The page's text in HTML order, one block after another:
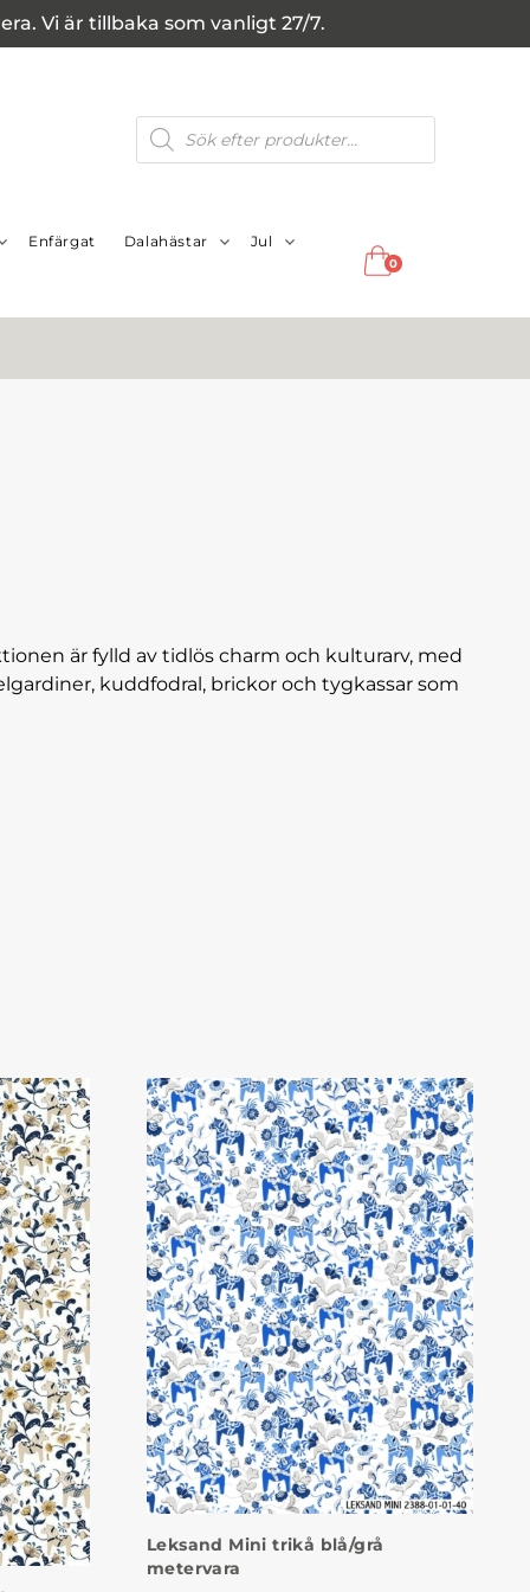
Vi är tillbaka som vanligt 27/7.
Produktsökning
Enfärgat Dalahästar Jul
0
är fylld av tidlös charm och kulturarv, med
kuddfodral, brickor och tygkassar som
Leksand Mini trikå blå/grå
metervara